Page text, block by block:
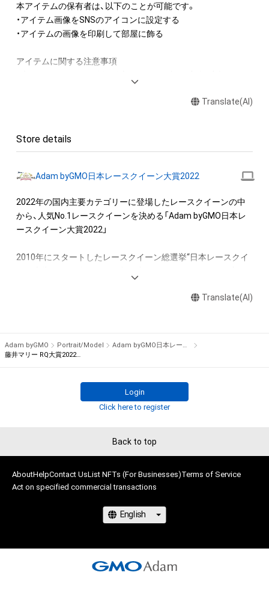
本アイテムの保有者は、以下のことが可能です。
・アイテム画像をSNSのアイコンに設定する
・アイテムの画像を印刷して部屋に飾る
アイテムに関する注意事項
権(著作権、特許権、実用新案権、商標権、意匠権その他の知的財
作権を有する方、著作隣接権の権利者またはその管理委託を受
を保有していたとしても、本アイテムに関する創作物にかかる
・本アイテムの著作権を有する方、著作隣接権の権利者またはそ
の管理委託を受けている者からの事前の同意なしに、上記の「本
アイテムの保有者が有する権利」の範囲を超えた行為、知的財産
ル、リバースエンジニアリングを含みますが、これに限定されま
・本アイテムに関する創作物の利用については、公序良俗や法令
に反する利用またはその恐れのある利用など、作成者が不適切
Translate(AI)
Store details
Adam byGMO日本レースクイーン大賞2022
2022年の国内主要カテゴリーに登場したレースクイーンの中
から、人気No.1レースクイーンを決める「Adam byGMO日本レ
ースクイーン大賞2022」
2010年にスタートしたレースクイーン総選挙“日本レースクイ
を冠に迎え実施いたします。
リを獲得し、レースクイーン大賞初となる新人部門とレースク
イーン大賞の同一年グランプリ獲得を果たしました。2022年は
ノミネート50名の中からどのレースクイーンが栄冠を掴むので
50ユニットをノミネートしました。
11月5，6日にモビリティリゾートもてぎで開催されるスー
パーGT第8戦で先行特別投票を実施。そして、11月16日よりフ
行い、上位20名がファイナルステージに進出します。
Translate(AI)
Adam byGMO Portrait/Model
Adam byGMO日本レースクイーン大賞2022
藤井マリー RQ大賞2022オリジナルNFTトレカ
Login
Click here to register
Back to top
AboutHelpContact UsList NFTs (For Businesses)Terms of Service
Act on specified commercial transactions